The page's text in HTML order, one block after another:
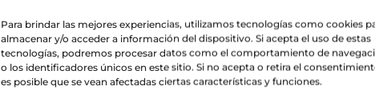
Para brindar las mejores experiencias, utilizamos tecnologías como cookies
almacenar y/o acceder a información del dispositivo. Si acepta el uso de estas
tecnologías, podremos procesar datos como el comportamiento de
o los identificadores únicos en este sitio. Si no acepta o retira el
es posible que se vean afectadas ciertas características y funciones.